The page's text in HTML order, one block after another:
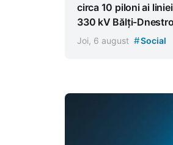
circa 10 piloni ai
330 kV Bălți-
Joi, 6 august #Social